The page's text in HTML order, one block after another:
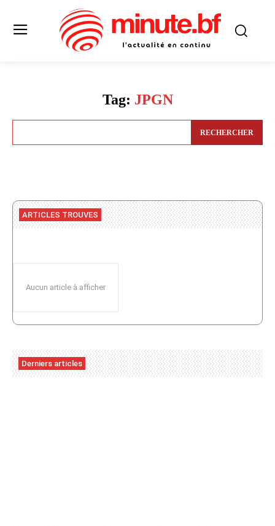
Tag: JPGN
RECHERCHER
ARTICLES TROUVES
Aucun article à afficher
Derniers articles